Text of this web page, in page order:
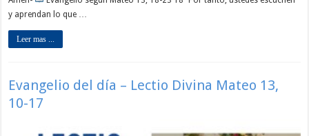
y aprendan lo que …
Leer mas ...
Evangelio del día – Lectio Divina Mateo 13,
10-17